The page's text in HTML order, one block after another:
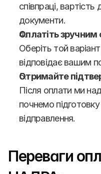
співпраці, вартість
документи.
Оплатіть
Оберіть той
відповідає вашим
Отримайте
Після оплати ми
почнемо
відправлення.
Переваги